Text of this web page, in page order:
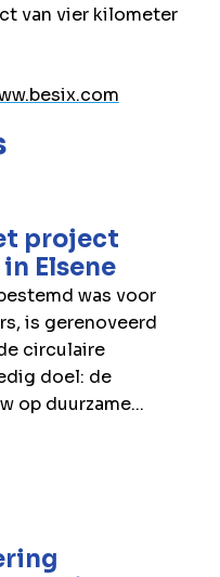
van vier kilometer
project
Elsene
was voor
is gerenoveerd
circulaire
doel: de
op duurzame...